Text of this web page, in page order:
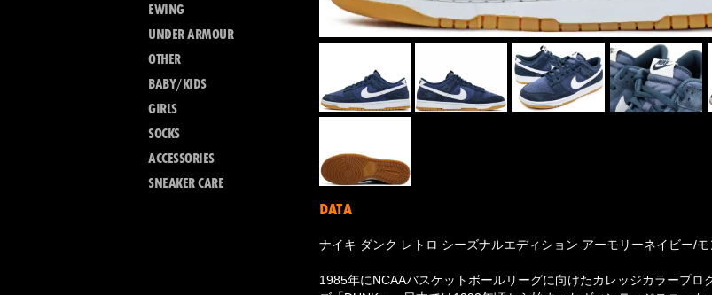
EWING
UNDER ARMOUR
OTHER
BABY/KIDS
GIRLS
SOCKS
ACCESSORIES
SNEAKER CARE
DATA
ナイキ ダンク レトロ シーズナルエディション アーモリーネイビー/
1985年にNCAAバスケットボールリーグに向けたカレッジカラープ